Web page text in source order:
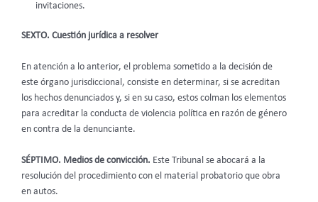
invitaciones.
SEXTO. Cuestión jurídica a resolver
En atención a lo anterior, el problema sometido a la decisión de
este órgano jurisdiccional, consiste en determinar, si se acreditan
los hechos denunciados y, si en su caso, estos colman los elementos
para acreditar la conducta de violencia política en razón de género
en contra de la denunciante.
SÉPTIMO. Medios de convicción. Este Tribunal se abocará a la
resolución del procedimiento con el material probatorio que obra
en autos.